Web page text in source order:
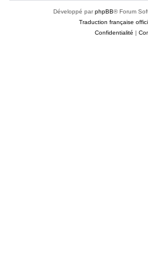
Développé parphpBB® Forum
Traduction française
Confidentialité |